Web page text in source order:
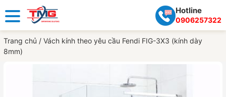
Hotline
0906257322
Trang chủ / Vách kính theo yêu cầu Fendi FIG-3X3 (kính dày
8mm)